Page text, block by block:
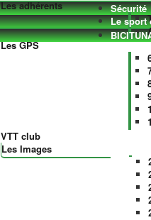
Les adhérents
Les GPS
VTT club
Les Images
Sécurité
Le sport